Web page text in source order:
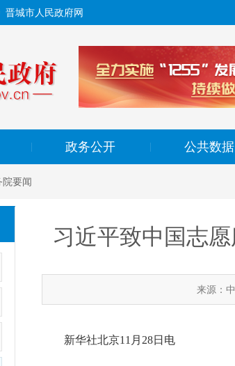
晋城市人民政府网
政务公开 公共数据
院要闻
习近平致中国志
来源：
新华社北京11月28日电